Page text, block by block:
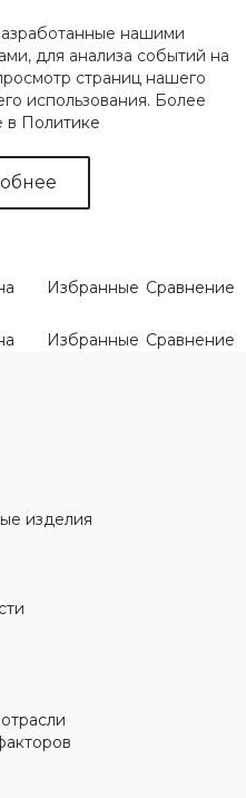
нашими
для анализа событий на
страниц нашего
использования. Более
в Политике
Избранные Сравнение
Избранные Сравнение
изделия